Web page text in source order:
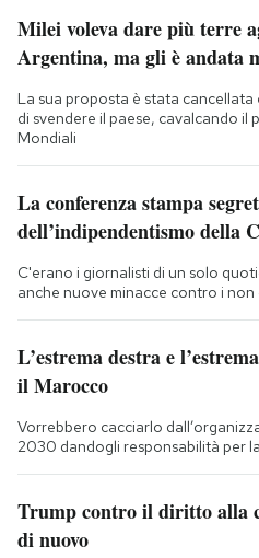
Milei voleva dare più terre
Argentina, ma gli è andata
La sua proposta è stata cancellata
di svendere il paese, cavalcando il
Mondiali
La conferenza stampa
dell’indipendentismo della
C'erano i giornalisti di un solo
anche nuove minacce contro i
L’estrema destra e
il Marocco
Vorrebbero cacciarlo
2030 dandogli responsabilità per
Trump contro il diritto alla
di nuovo